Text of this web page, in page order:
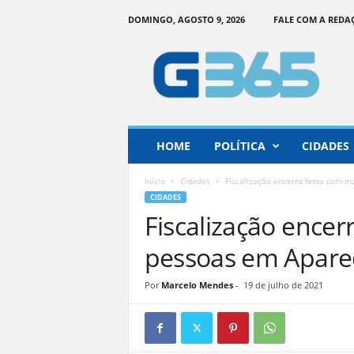
DOMINGO, AGOSTO 9, 2026 FALE COM A
ç
HOME POLÍTICA CIDADES
Início Cidades Fiscalização encerra festa com
CIDADES
Fiscalização
pessoas em
Por Marcelo Mendes- 19 de julho de 2021